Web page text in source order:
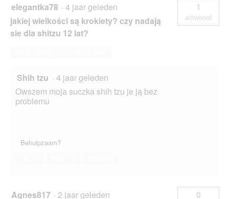
elegantka78 · 4 jaar geleden
jakiej wielkości są krokiety? czy nadają
sie dla shitzu 12 lat?
1
antwoord
Shih tzu · 4 jaar geleden
Owszem moja suczka shih tzu je ją bez
problemu
Behulpzaam?
Agnes817 · 2 jaar geleden
0